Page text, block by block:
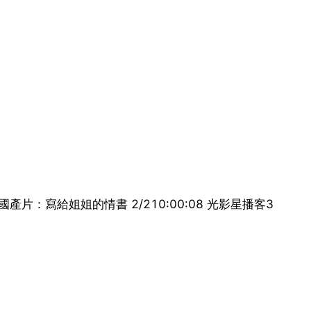
片：寫給姐姐的情書 2/210:00:08 光影星播客3